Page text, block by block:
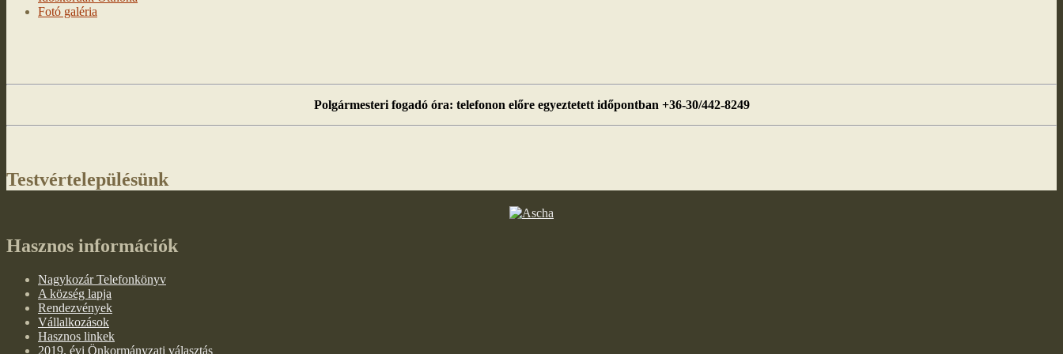
Fotó galéria
Polgármesteri fogadó óra: telefonon előre egyeztetett időpontban +36-30/442-8249
Testvértelepülésünk
Hasznos információk
Nagykozár Telefonkönyv
A község lapja
Rendezvények
Vállalkozások
Hasznos linkek
2019. évi Önkormányzati választás